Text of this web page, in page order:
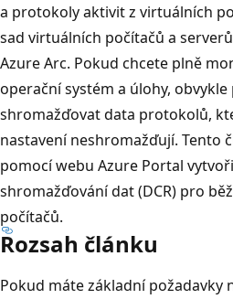
a protokoly aktivit z virtuálních
sad virtuálních počítačů a
Azure Arc. Pokud chcete plně
operační systém a úlohy,
shromažďovat data protokolů,
nastavení neshromažďují. Tento
pomocí webu Azure Portal
shromažďování dat (DCR) pro
počítačů.
Rozsah článku
Pokud máte základní požadavky